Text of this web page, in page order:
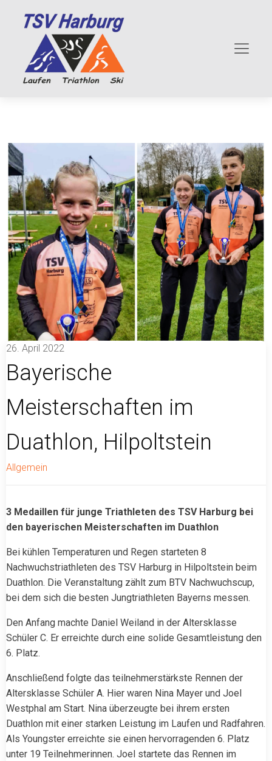
26. April 2022
Bayerische
Meisterschaften im
Duathlon, Hilpoltstein
Allgemein
3 Medaillen für junge Triathleten des TSV Harburg bei
den bayerischen Meisterschaften im Duathlon
Bei kühlen Temperaturen und Regen starteten 8
Nachwuchstriathleten des TSV Harburg in Hilpoltstein beim
Duathlon. Die Veranstaltung zählt zum BTV Nachwuchscup,
bei dem sich die besten Jungtriathleten Bayerns messen.
Den Anfang machte Daniel Weiland in der Altersklasse
Schüler C. Er erreichte durch eine solide Gesamtleistung den
6. Platz.
Anschließend folgte das teilnehmerstärkste Rennen der
Altersklasse Schüler A. Hier waren Nina Mayer und Joel
Westphal am Start. Nina überzeugte bei ihrem ersten
Duathlon mit einer starken Leistung im Laufen und Radfahren.
Als Youngster erreichte sie einen hervorragenden 6. Platz
unter 19 Teilnehmerinnen. Joel startete das Rennen im